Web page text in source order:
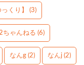
くり】 (3)
ちゃんねる (6)
なんg (2) なんj (2)